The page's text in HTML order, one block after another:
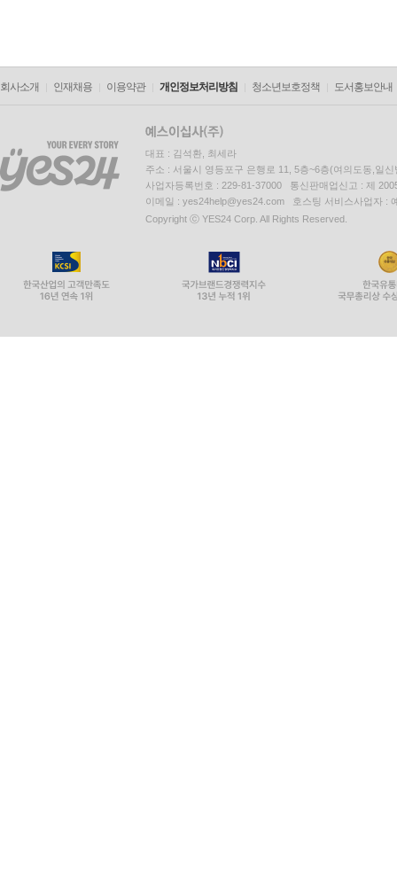
회사소개 인재채용 이용약관 개인정보처리방침 청소년보호정책 도서홍보안내
대표 : 김석환, 최세라
주소 : 서울시 영등포구 은행로 11, 5층~6층(여의도동,일신
사업자등록번호 : 229-81-37000 통신판매업신고 : 제
이메일 : yes24help@yes24.com 호스팅 서비스사업자 :
Copyright ⓒ YES24 Corp. All Rights Reserved.